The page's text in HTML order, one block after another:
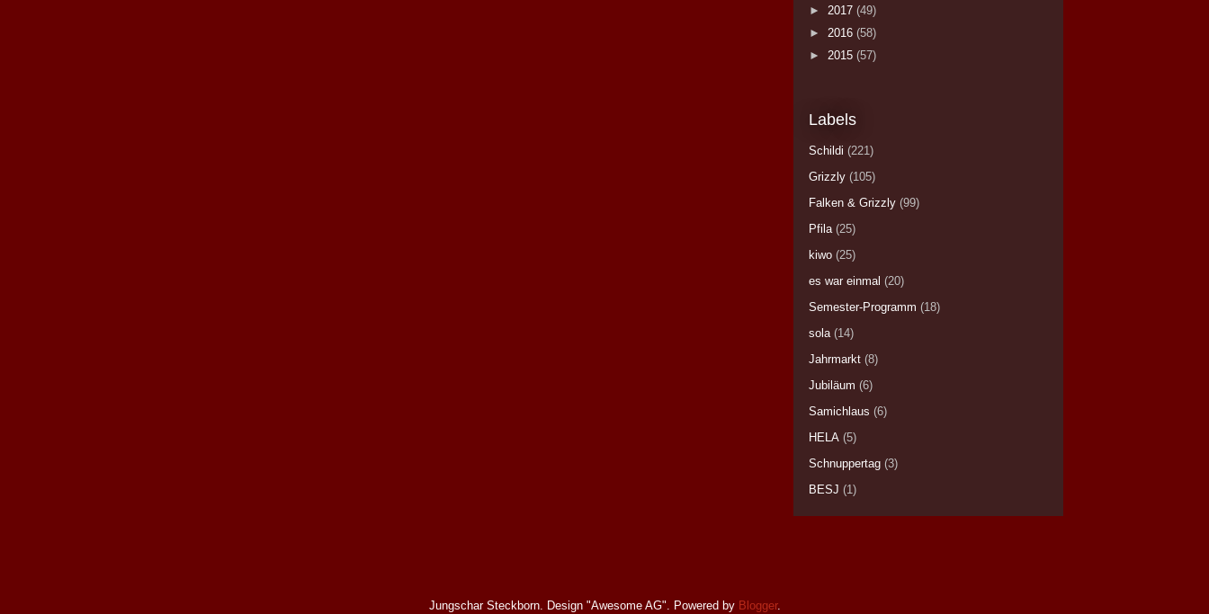
► 2017 (49)
► 2016 (58)
► 2015 (57)
Labels
Schildi (221)
Grizzly (105)
Falken & Grizzly (99)
Pfila (25)
kiwo (25)
es war einmal (20)
Semester-Programm (18)
sola (14)
Jahrmarkt (8)
Jubiläum (6)
Samichlaus (6)
HELA (5)
Schnuppertag (3)
BESJ (1)
Jungschar Steckborn. Design "Awesome AG". Powered by Blogger.